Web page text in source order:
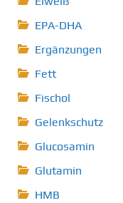
EPA-DHA
Ergänzungen
Fett
Fischol
Gelenkschutz
Glucosamin
Glutamin
HMB